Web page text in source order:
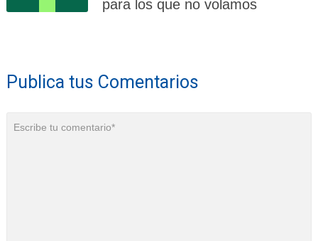
para los que no volamos
Publica tus Comentarios